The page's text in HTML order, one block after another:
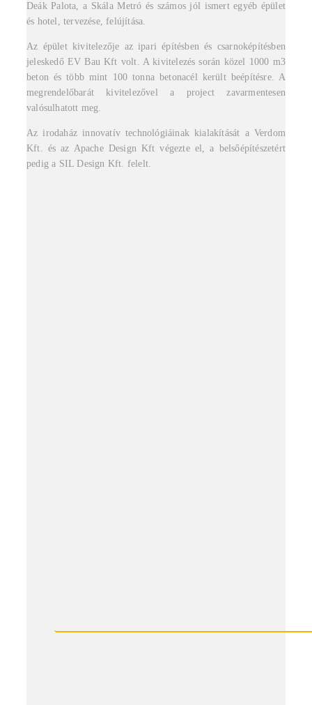
Deák Palota, a Skála Metró és számos jól ismert egyéb épület
és hotel, tervezése, felújítása.
Az épület kivitelezője az ipari építésben és csarnoképítésben
jeleskedő EV Bau Kft volt. A kivitelezés során közel 1000 m3
beton és több mint 100 tonna betonacél került beépítésre. A
megrendelőbarát kivitelezővel a project zavarmentesen
valósulhatott meg.
Az irodaház innovatív technológiáinak kialakítását a Verdom
Kft. és az Apache Design Kft végezte el, a belsőépítészetért
pedig a SIL Design Kft. felelt.